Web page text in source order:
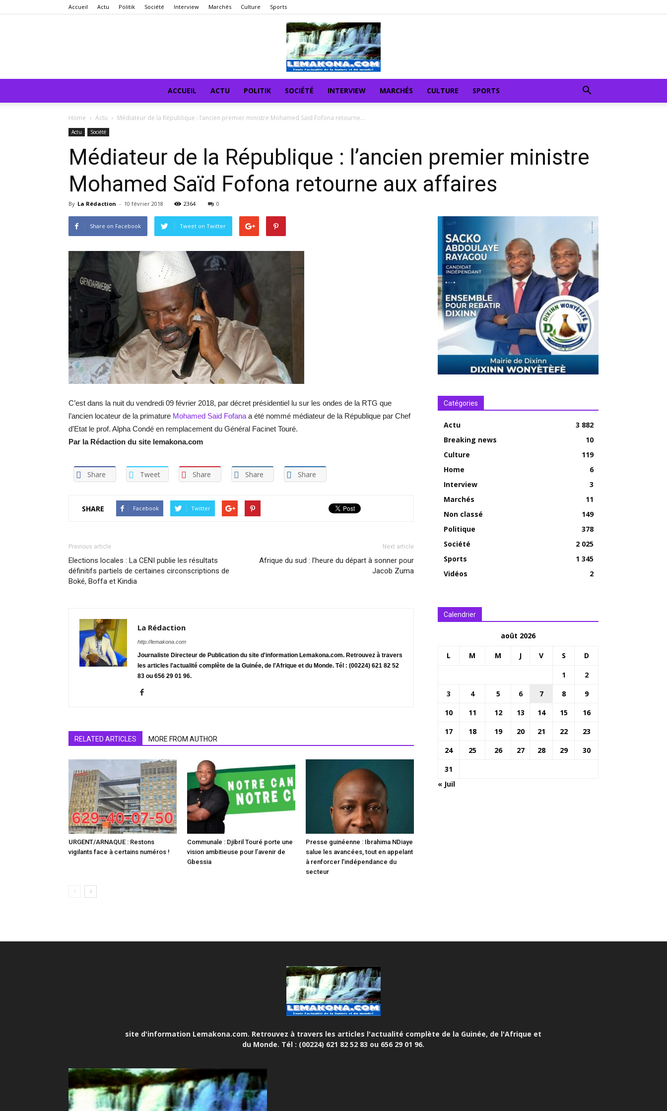
Accueil Actu Politik Société Interview Marchés Culture Sports
ACCUEIL ACTU POLITIK SOCIÉTÉ INTERVIEW MARCHÉS CULTURE SPORTS
Home Actu Médiateur de la République : l’ancien premier ministre Mohamed Saïd Fofona retourne...
Actu Société
Médiateur de la République : l’ancien premier ministre
Mohamed Saïd Fofona retourne aux affaires
By La Rédaction - 10 février 2018 2364 0
Share on Facebook Tweet on Twitter
C’est dans la nuit du vendredi 09 février 2018, par décret présidentiel lu sur les ondes de la RTG que
l’ancien locateur de la primature Mohamed Said Fofana a été nommé médiateur de la République par Chef
d’Etat le prof. Alpha Condé en remplacement du Général Facinet Touré.
Par la Rédaction du site lemakona.com
Share Tweet Share Share Share
SHARE Facebook Twitter
Previous article
Elections locales : La CENI publie les résultats
définitifs partiels de certaines circonscriptions de
Boké, Boffa et Kindia
Next article
Afrique du sud : l’heure du départ à sonner pour
Jacob Zuma
La Rédaction
http://lemakona.com
Journaliste Directeur de Publication du site d'information Lemakona.com. Retrouvez à travers
les articles l'actualité complète de la Guinée, de l'Afrique et du Monde. Tél : (00224) 621 82 52
83 ou 656 29 01 96.
RELATED ARTICLES MORE FROM AUTHOR
URGENT/ARNAQUE : Restons
vigilants face à certains numéros !
Communale : Djibril Touré porte une
vision ambitieuse pour l’avenir de
Gbessia
Presse guinéenne : Ibrahima NDiaye
salue les avancées, tout en appelant
à renforcer l’indépendance du
secteur
Catégories
Actu
3 882
Breaking news
10
Culture
119
Home
6
Interview
3
Marchés
11
Non classé
149
Politique
378
Société
2 025
Sports
1 345
Vidéos
2
Calendrier
août 2026
L M M J V S D
1
2
3
4 5 6 7 8
9
10
11 12 13 14 15
16
17
18 19 20 21 22
23
24
25 26 27 28 29
30
31
« Juil
site d'information Lemakona.com. Retrouvez à travers les articles l'actualité complète de la Guinée, de l'Afrique et
du Monde. Tél : (00224) 621 82 52 83 ou 656 29 01 96.